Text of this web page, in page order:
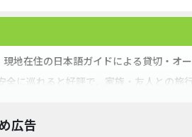
地在住の日本語ガイドによる貸切・オー
全に巡れると好評で、家族・友人との旅
広告